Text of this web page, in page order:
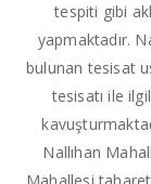
tespiti gibi
yapmaktadır.
bulunan tesisat
tesisatı ile
Nallıhan